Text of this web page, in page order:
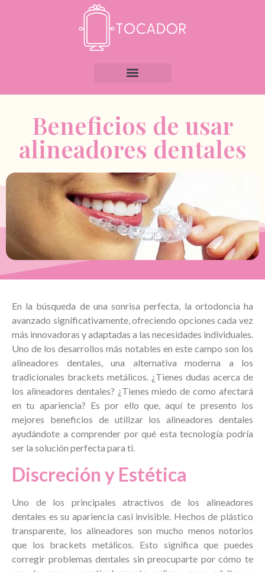
Beneficios de usar
alineadores dentales
En la búsqueda de una sonrisa perfecta, la ortodoncia ha
avanzado significativamente, ofreciendo opciones cada vez
más innovadoras y adaptadas a las necesidades individuales.
Uno de los desarrollos más notables en este campo son los
alineadores dentales, una alternativa moderna a los
tradicionales brackets metálicos. ¿Tienes dudas acerca de
los alineadores dentales? ¿Tienes miedo de como afectará
en tu apariencia? Es por ello que, aquí te presento los
mejores beneficios de utilizar los alineadores dentales
ayudándote a comprender por qué esta tecnología podría
ser la solución perfecta para ti.
Discreción y Estética
Uno de los principales atractivos de los alineadores
dentales es su apariencia casi invisible. Hechos de plástico
transparente, los alineadores son mucho menos notorios
que los brackets metálicos. Esto significa que puedes
corregir problemas dentales sin preocuparte por cómo te